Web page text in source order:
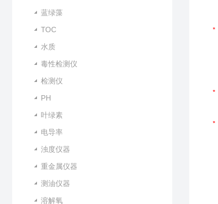
蓝绿藻
TOC
水质
毒性检测仪
检测仪
PH
叶绿素
电导率
浊度仪器
重金属仪器
测油仪器
溶解氧